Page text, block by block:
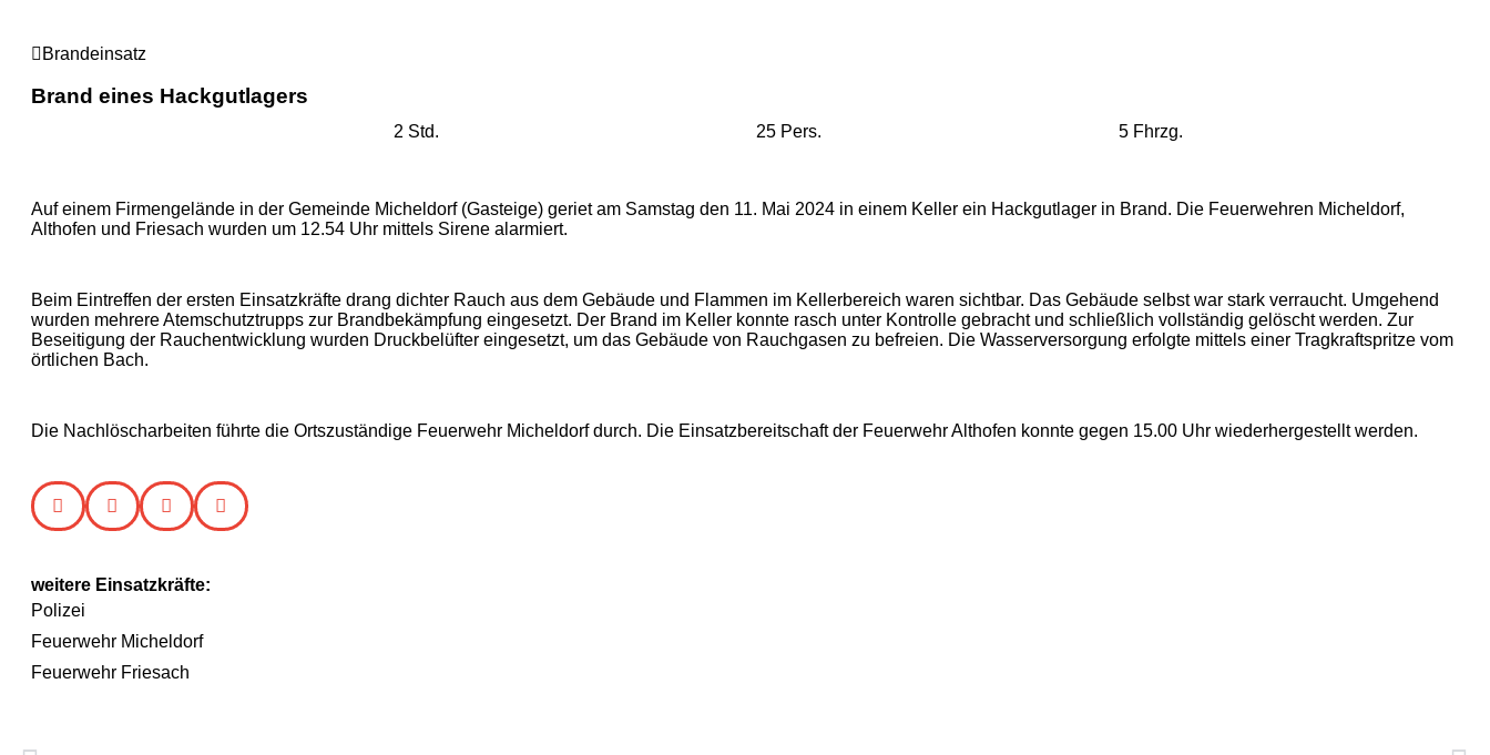
Brandeinsatz
Brand eines Hackgutlagers
2 Std. 25 Pers. 5 Fhrzg.
Auf einem Firmengelände in der Gemeinde Micheldorf (Gasteige) geriet am Samstag den 11. Mai 2024 in einem Keller ein Hackgutlager in Brand. Die Feuerwehren Micheldorf,
Althofen und Friesach wurden um 12.54 Uhr mittels Sirene alarmiert.
Beim Eintreffen der ersten Einsatzkräfte drang dichter Rauch aus dem Gebäude und Flammen im Kellerbereich waren sichtbar. Das Gebäude selbst war stark verraucht. Umgehend
wurden mehrere Atemschutztrupps zur Brandbekämpfung eingesetzt. Der Brand im Keller konnte rasch unter Kontrolle gebracht und schließlich vollständig gelöscht werden. Zur
Beseitigung der Rauchentwicklung wurden Druckbelüfter eingesetzt, um das Gebäude von Rauchgasen zu befreien. Die Wasserversorgung erfolgte mittels einer Tragkraftspritze vom
örtlichen Bach.
Die Nachlöscharbeiten führte die Ortszuständige Feuerwehr Micheldorf durch. Die Einsatzbereitschaft der Feuerwehr Althofen konnte gegen 15.00 Uhr wiederhergestellt werden.
weitere Einsatzkräfte:
Polizei
Feuerwehr Micheldorf
Feuerwehr Friesach